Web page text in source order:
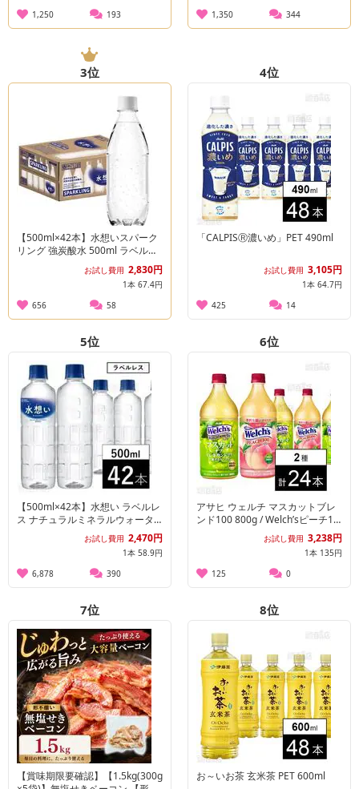
1,250
193
1,350
344
3位
【500ml×42本】水想いスパーク
リング 強炭酸水 500ml ラベルレ
お試し費用 2,830円
1本 67.4円
656
58
4位
「CALPISⓇ濃いめ」PET 490ml
お試し費用 3,105円
1本 64.7円
425
14
5位
【500ml×42本】水想い ラベルレ
ス ナチュラルミネラルウォータ
ー 国産 天然水 軟水お試し費用 2,470円
1本 58.9円
6,878
390
6位
アサヒ ウェルチ マスカットブレ
ンド100 800g / Welch’sピーチ10
お試し費用 3,238円
1本 135円
125
0
7位
【賞味期限要確認】【1.5kg(300g
8位
お～いお茶 玄米茶 PET 600ml